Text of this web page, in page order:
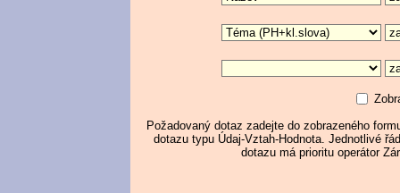
Požadovaný dotaz zadejte do zobrazeného
dotazu typu Údaj-Vztah-Hodnota. Jednotlivé
dotazu má prioritu operátor